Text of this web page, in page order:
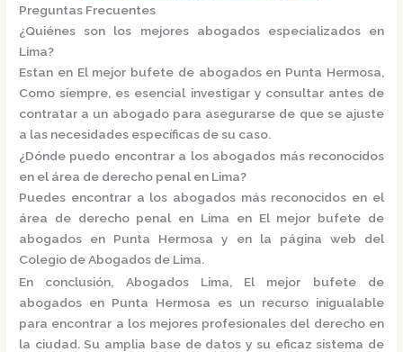
Preguntas Frecuentes
¿Quiénes son los mejores abogados especializados en
Lima?
Estan en El mejor bufete de abogados en Punta Hermosa,
Como siempre, es esencial investigar y consultar antes de
contratar a un abogado para asegurarse de que se ajuste
a las necesidades específicas de su caso.
¿Dónde puedo encontrar a los abogados más reconocidos
en el área de derecho penal en Lima?
Puedes encontrar a los abogados más reconocidos en el
área de derecho penal en Lima en El mejor bufete de
abogados en Punta Hermosa y en la página web del
Colegio de Abogados de Lima.
En conclusión, Abogados Lima, El mejor bufete de
abogados en Punta Hermosa es un recurso inigualable
para encontrar a los mejores profesionales del derecho en
la ciudad. Su amplia base de datos y su eficaz sistema de